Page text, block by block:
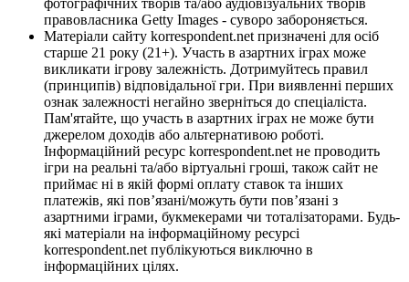
фотографічних творів та/або аудіовізуальних творів
правовласника Getty Images - суворо забороняється.
Матеріали сайту korrespondent.net призначені для осіб
старше 21 року (21+). Участь в азартних іграх може
викликати ігрову залежність. Дотримуйтесь правил
(принципів) відповідальної гри. При виявленні перших
ознак залежності негайно зверніться до спеціаліста.
Пам'ятайте, що участь в азартних іграх не може бути
джерелом доходів або альтернативою роботі.
Інформаційний ресурс korrespondent.net не проводить
ігри на реальні та/або віртуальні гроші, також сайт не
приймає ні в якій формі оплату ставок та інших
платежів, які пов’язані/можуть бути пов’язані з
азартними іграми, букмекерами чи тоталізаторами. Будь-
які матеріали на інформаційному ресурсі
korrespondent.net публікуються виключно в
інформаційних цілях.